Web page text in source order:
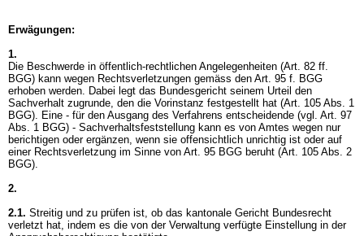
Erwägungen:
1.
Die Beschwerde in öffentlich-rechtlichen Angelegenheiten (Art. 82 ff.
BGG) kann wegen Rechtsverletzungen gemäss den Art. 95 f. BGG
erhoben werden. Dabei legt das Bundesgericht seinem Urteil den
Sachverhalt zugrunde, den die Vorinstanz festgestellt hat (Art. 105 Abs. 1
BGG). Eine - für den Ausgang des Verfahrens entscheidende (vgl. Art. 97
Abs. 1 BGG) - Sachverhaltsfeststellung kann es von Amtes wegen nur
berichtigen oder ergänzen, wenn sie offensichtlich unrichtig ist oder auf
einer Rechtsverletzung im Sinne von Art. 95 BGG beruht (Art. 105 Abs. 2
BGG).
2.
2.1. Streitig und zu prüfen ist, ob das kantonale Gericht Bundesrecht
verletzt hat, indem es die von der Verwaltung verfügte Einstellung in der